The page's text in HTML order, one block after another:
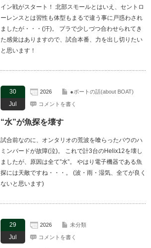
イン戦がスタート！ 北部スモールとはいえ、セントロ
ーレンスとは習性も体型もまるで違う事に戸惑わされ
ましたが・・・(汗)。 プラで少しづつ合わせられてき
た感覚はありますので、試合本番、力を出し切りたい
と思います！
30
Jul
2026 ●ボートの話(about BOAT)
コメントを書く
“水”が魚探を壊す
試合前なのに、オンタリオの荒波を喰らったバウのハ
ミンバードが故障(泣)。 これで計3台のHelix12を壊し
ましたが、原因は全て”水”。 やはり電子機器である魚
探には天敵ですね・・・。 (波・雨・湿気、全てが良く
ないと思います)
29
Jul
2026 未分類
コメントを書く